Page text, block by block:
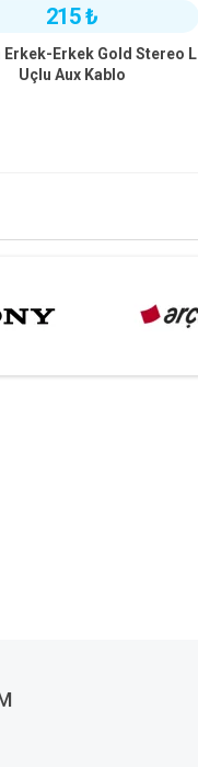
215 ₺
Erkek-Erkek Gold Stereo L
Uçlu Aux Kablo